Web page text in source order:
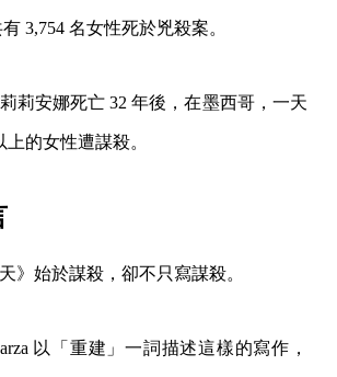
3,754 名女性死於兇殺案。
莉安娜死亡 32 年後，在墨西哥，一天
的女性遭謀殺。
》始於謀殺，卻不只寫謀殺。
以「重建」一詞描述這樣的寫作，